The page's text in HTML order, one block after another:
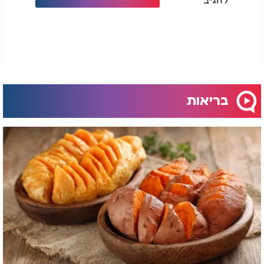
כי אין לנו כסף"
ממספר מחקרים נפרדים. עם זאת הוא מציין כי יש
מגבלות מתודולוגיות שחשוב להביא בחשבון.
"כשהמטופלים מגיעים
ממחקרים שונים באוכלוסיות
שונות ומדדים מגוונים קשה
לייצר מסקנה אחידה" אמר
דוקטור יעקבי. "טרמדול נחשב
לתרופה בטוחה יחסית לשימוש
קצר טווח וככזו היא מקובלת
לטיפול נקודתי לא כרוני".
בריאות